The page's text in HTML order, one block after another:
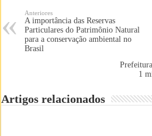
Anteriores
A importância das Reservas
Particulares do Patrimônio Natural
para a conservação ambiental no
Brasil
1
Artigos relacionados